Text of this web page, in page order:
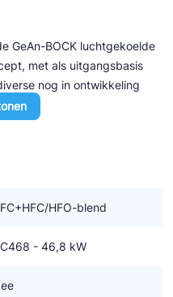
GeAn-BOCK luchtgekoelde
met als uitgangsbasis
nog in ontwikkeling
van energiezuinige Ziehl-
Voll-Düse uitvoering. Dat wil
alle andere luchtgekoelde
gedeeltelijk in de
en condensorblok
nog voorzien van
HFO-blend
- 46,8 kW